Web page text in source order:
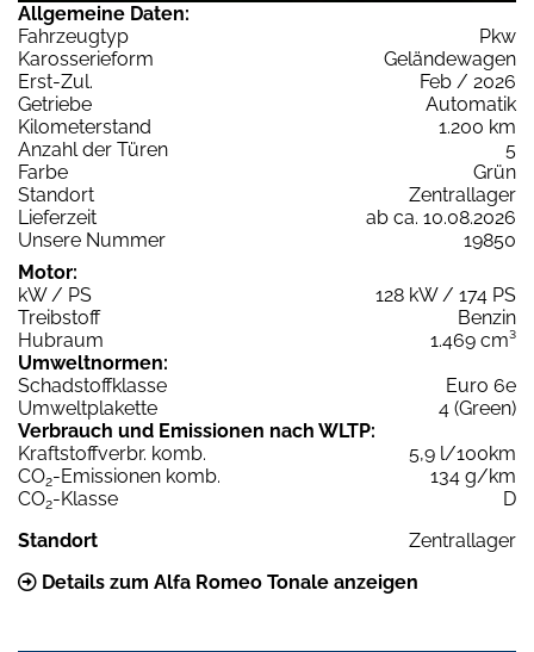
Allgemeine Daten:
Fahrzeugtyp
Pkw
Karosserieform
Geländewagen
Erst-Zul.
Feb / 2026
Getriebe
Automatik
Kilometerstand
1.200 km
Anzahl der Türen
5
Farbe
Grün
Standort
Zentrallager
Lieferzeit
ab ca. 10.08.2026
Unsere Nummer
19850
Motor:
kW / PS
128 kW / 174 PS
Treibstoff
Benzin
Hubraum
1.469 cm³
Umweltnormen:
Schadstoffklasse
Euro 6e
Umweltplakette
4 (Green)
Verbrauch und Emissionen nach WLTP:
Kraftstoffverbr. komb.
5,9 l/100km
CO2-Emissionen komb.
134 g/km
CO2-Klasse
D
Standort
Zentrallager
Details zum Alfa Romeo Tonale anzeigen